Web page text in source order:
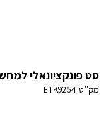
סט פונקציונאלי
מק''טETK9254